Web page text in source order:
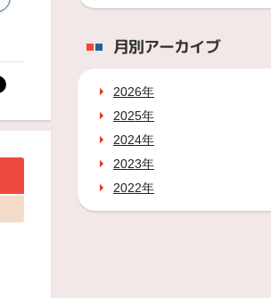
月別アーカイブ
2026年
2025年
2024年
2023年
2022年